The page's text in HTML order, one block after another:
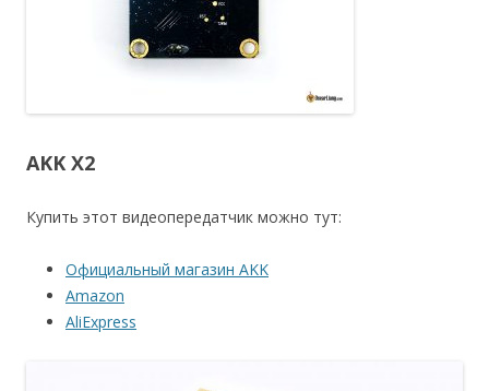
AKK X2
Купить этот видеопередатчик можно тут:
Официальный магазин AKK
Amazon
AliExpress